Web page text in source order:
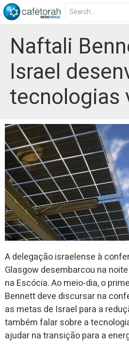
Naftali
Israel
tecnologias
A delegação israelense à
Glasgow desembarcou na
na Escócia. Ao meio-dia, o
Bennett deve discursar na
as metas de Israel para a
também falar sobre a
ajudar na transição para a